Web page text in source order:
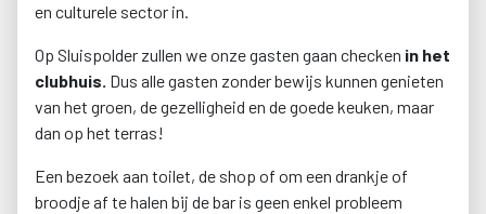
en culturele sector in.
Op Sluispolder zullen we onze gasten gaan checken in het
clubhuis. Dus alle gasten zonder bewijs kunnen genieten
van het groen, de gezelligheid en de goede keuken, maar
dan op het terras!
Een bezoek aan toilet, de shop of om een drankje of
broodje af te halen bij de bar is geen enkel probleem